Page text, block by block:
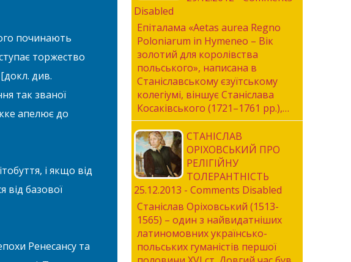
починають
торжество
див.
так званої
апелює до
і якщо від
від базової
Ренесансу та
Disabled
Епіталама «Aetas aurea Regno
Poloniarum in Hymeneo – Вік
золотий для королівства
польського», написана в
Станіславському єзуїтському
колегіумі, віншує Станіслава
Косаківського (1721–1761 рр.),…
СТАНІСЛАВ
ОРІХОВСЬКИЙ ПРО
РЕЛІГІЙНУ
ТОЛЕРАНТНІСТЬ
25.12.2013 - Comments Disabled
Станіслав Оріховський (1513-
1565) – один з найвидатніших
латиномовних українсько-
польських гуманістів першої